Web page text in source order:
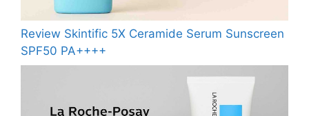
Review Skintific 5X Ceramide Serum Sunscreen
SPF50 PA++++